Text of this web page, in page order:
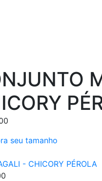
seu tamanho
- CHICORY PÉROLA